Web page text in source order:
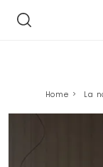
Home > La